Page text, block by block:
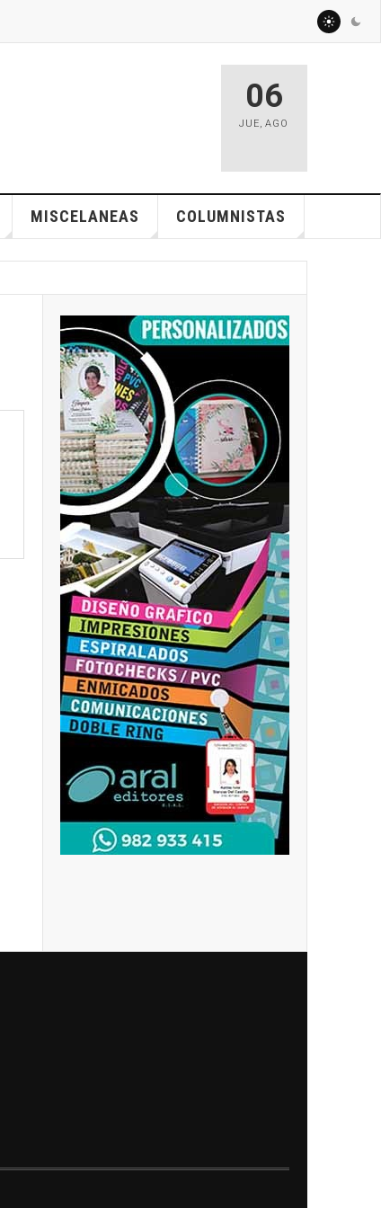
06
JUE,AGO
MISCELANEAS COLUMNISTAS